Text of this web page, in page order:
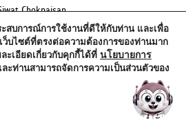
Chokpaisan
สบการณ์การใช้งานที่ดีให้กับท่าน และเพื่อ
บไซต์ที่ตรงต่อความต้องการของท่านมาก
ะเอียดเกี่ยวกับคุกกี้ได้ที่ นโยบายการ
ละท่านสามารถจัดการความเป็นส่วนตัวของ